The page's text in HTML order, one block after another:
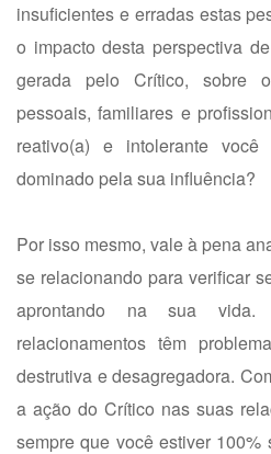
insuficientes e erradas estas
o impacto desta perspectiva
gerada pelo Crítico, sobre
pessoais, familiares e
reativo(a) e intolerante
dominado pela sua influência?
Por isso mesmo, vale à pena
se relacionando para verificar
aprontando na sua
relacionamentos têm
destrutiva e desagregadora.
a ação do Crítico nas suas
sempre que você estiver